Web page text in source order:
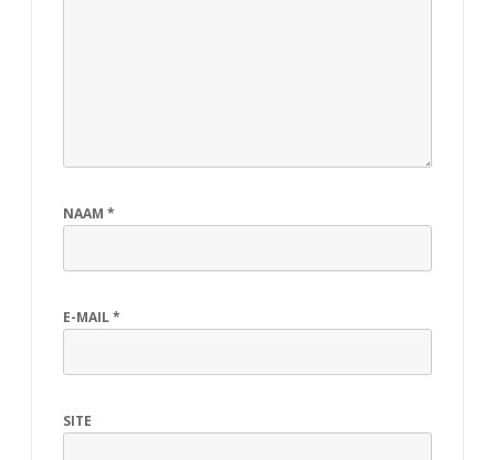
NAAM *
E-MAIL*
SITE